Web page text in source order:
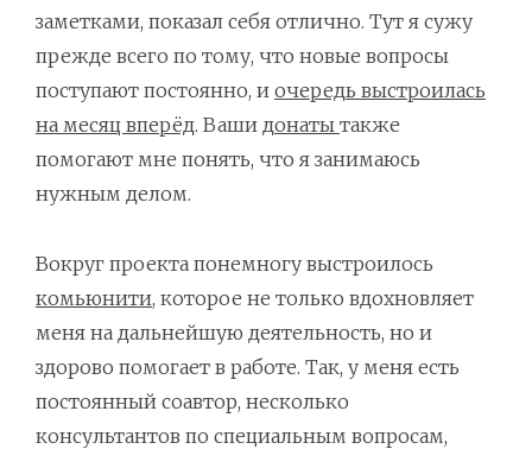
заметками, показал себя отлично. Тут я сужу
прежде всего по тому, что новые вопросы
поступают постоянно, и очередь выстроилась
на месяц вперёд. Ваши донаты также
помогают мне понять, что я занимаюсь
нужным делом.
Вокруг проекта понемногу выстроилось
комьюнити, которое не только вдохновляет
меня на дальнейшую деятельность, но и
здорово помогает в работе. Так, у меня есть
постоянный соавтор, несколько
консультантов по специальным вопросам,